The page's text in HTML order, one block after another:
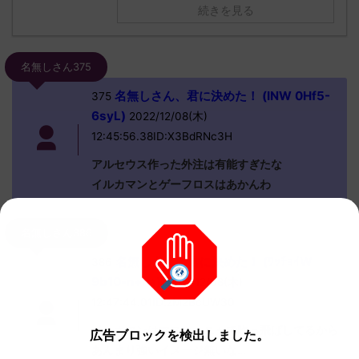
続きを見る
名無しさん375
375名無しさん、君に決めた！ (INW 0Hf5-
6syL) 2022/12/08(木)
12:45:56.38ID:X3BdRNc3H
アルセウス作った外注は有能すぎたな
イルカマンとゲーフロスはあかんわ
名無しさん、君に決めた！ (ﾜｯﾁｮｲW
9b10-n+ha)
2022/12/08(木)
12:47:44.01ID:zM2BcUW30
イルカマンはマスカーニャで吹っ飛ばしてるから
広告ブロックを検出しました。